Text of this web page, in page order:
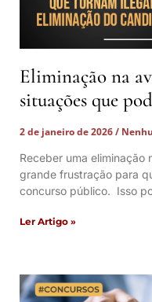
Eliminação na
situações que
2 de janeiro de 2026
Receber uma eliminação
grande frustração para
concurso público. Isso
Ler Artigo »